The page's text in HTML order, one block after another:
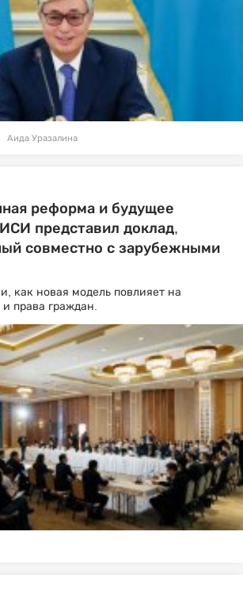
Аида Уразалина
реформа и будущее
представил доклад,
совместно с зарубежными
как новая модель повлияет на
права граждан.